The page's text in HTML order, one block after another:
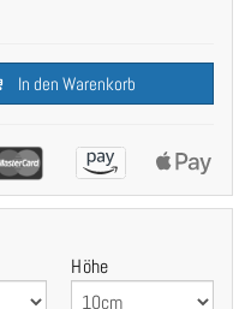
In den Warenkorb
Höhe